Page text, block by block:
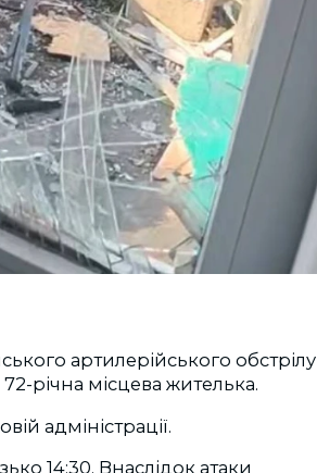
артилерійського обстрілу
річна місцева жителька.
адміністрації.
14:30. Внаслідок атаки